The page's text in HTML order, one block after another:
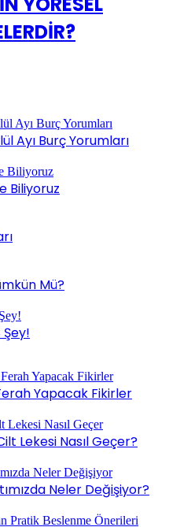
Ayı Burç Yorumları
Biliyoruz
Mü?
Yapacak Fikirler
Lekesi Nasıl Geçer?
Neler Değişiyor?